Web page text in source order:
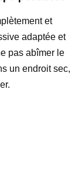
et
adaptée et
pas abîmer le
un endroit sec,